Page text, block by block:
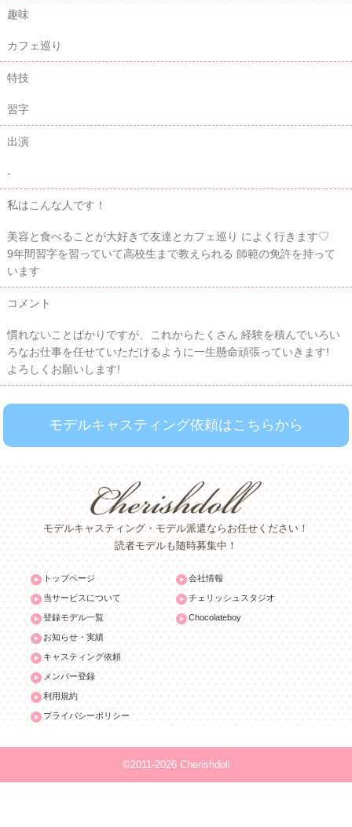
趣味
カフェ巡り
特技
習字
出演
-
私はこんな人です！
美容と食べることが大好きで友達とカフェ巡り によく行きます♡
9年間習字を習っていて高校生まで教えられる 師範の免許を持って
います
コメント
慣れないことばかりですが、これからたくさん 経験を積んでいろい
ろなお仕事を任せていただけるように一生懸命頑張っていきます!
よろしくお願いします!
モデルキャスティング依頼はこちらから
モデルキャスティング・モデル派遣ならお任せください！
読者モデルも随時募集中！
トップページ
当サービスについて
登録モデル一覧
お知らせ・実績
キャスティング依頼
メンバー登録
利用規約
プライバシーポリシー
会社情報
チェリッシュスタジオ
Chocolateboy
©2011-2026 Cherishdoll